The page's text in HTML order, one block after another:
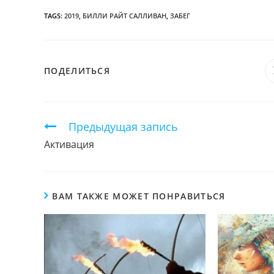
TAGS: 2019 БИЛЛИ РАЙТ САЛЛИВАН ЗАБЕГ
ПОДЕЛИТЬСЯ
Продолжить
чтение
Предыдущая запись
Активация
ВАМ ТАКЖЕ МОЖЕТ ПОНРАВИТЬСЯ